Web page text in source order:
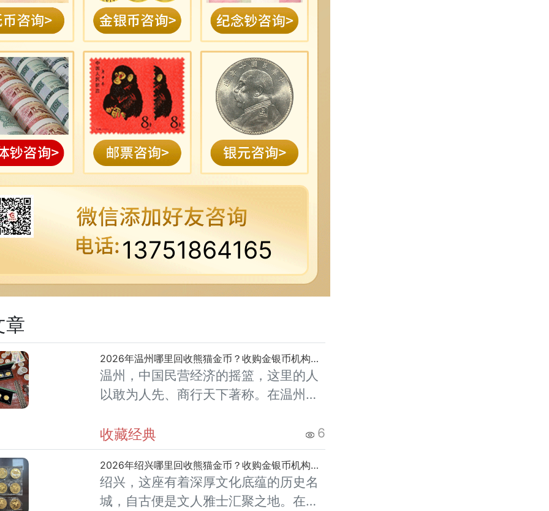
13751864165
章
2026年温州哪里回收熊猫金币？收购金银币机构渠道推荐
温州，中国民营经济的摇篮，这里的人
以敢为人先、商行天下著称。在温州人
据着重要位置，熊猫金币更是凭借其国
家信用背书、精美的熊猫图案设计以及
跟随金价稳
收藏经典 6
2026年绍兴哪里回收熊猫金币？收购金银币机构渠道推荐
绍兴，这座有着深厚文化底蕴的历史名
城，自古便是文人雅士汇聚之地。在这